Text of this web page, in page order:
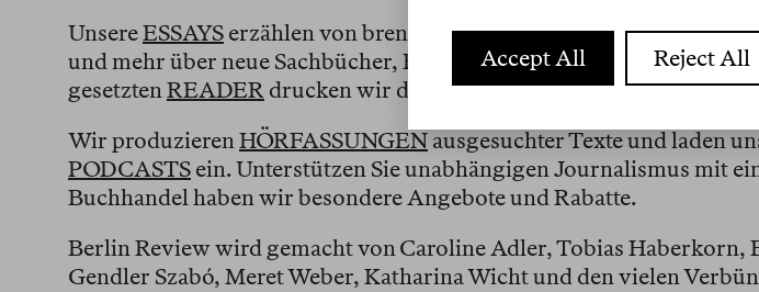
UnsereESSAYS erzählen von brennenden Themen, weitschweifig
und mehr über neue Sachbücher, Romane und Filme. UnsereMEMOS
gesetztenREADER drucken wir die besten Lesestücke im Dialog mit
Wir produzierenHÖRFASSUNGEN ausgesuchter Texte und laden
PODCASTS ein. Unterstützen Sie unabhängigen Journalismus mit
Buchhandel haben wir besondere Angebote und Rabatte.
Berlin Review wird gemacht von Caroline Adler, Tobias
Gendler Szabó, Meret Weber, Katharina Wicht und den vielen
Accept All Reject All